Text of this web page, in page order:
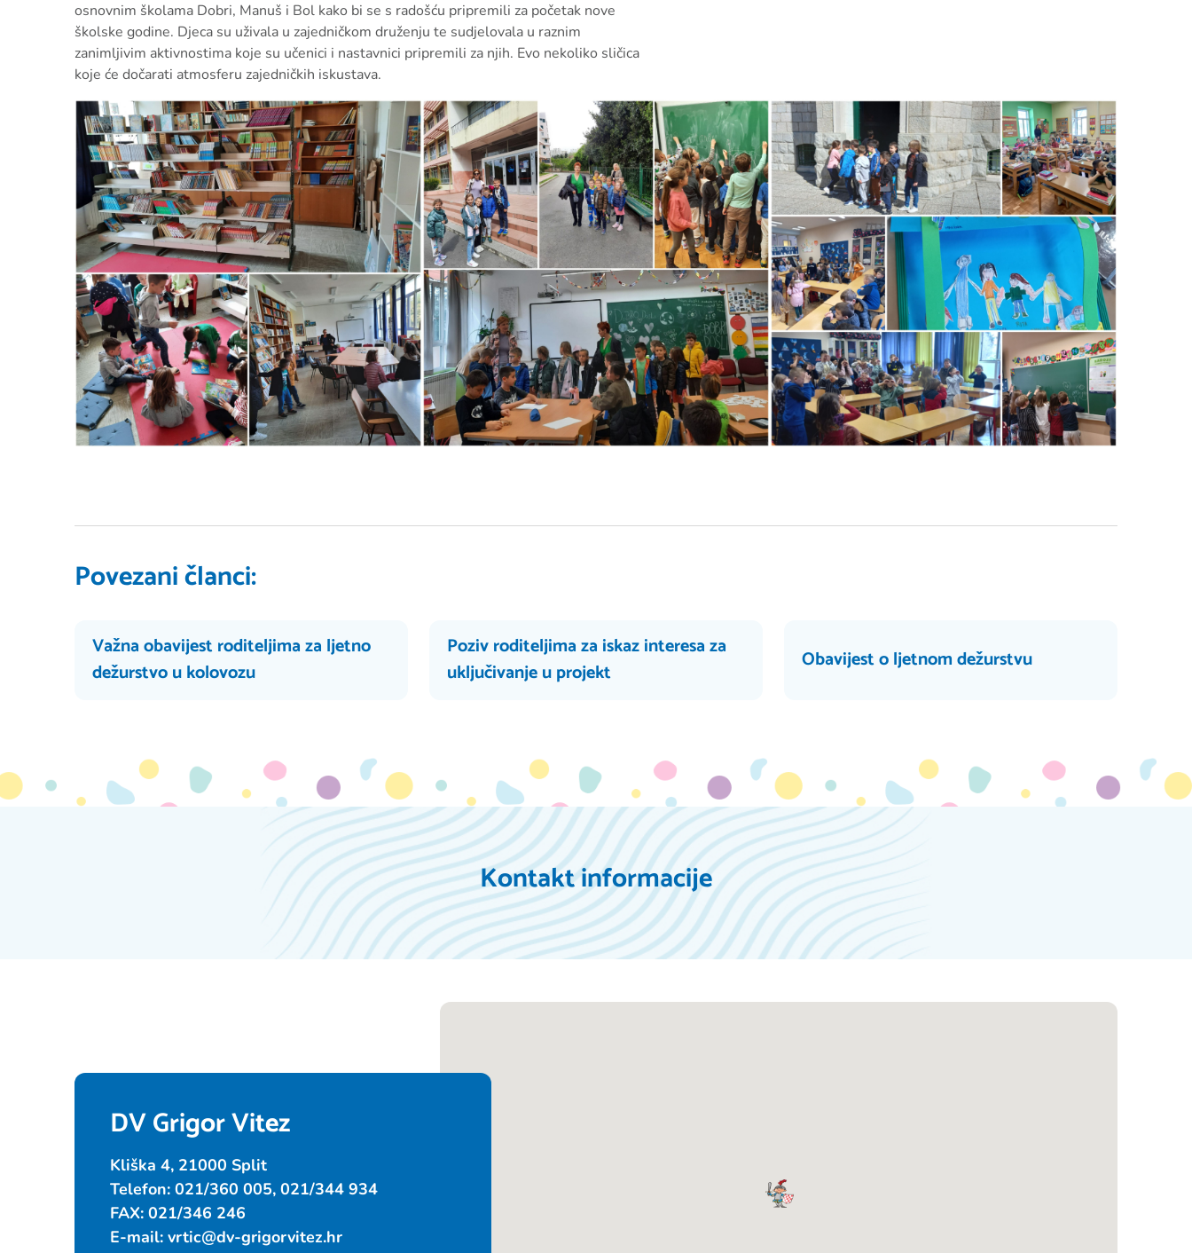
osnovnim školama Dobri, Manuš i Bol kako bi se s radošću pripremili za početak nove
školske godine. Djeca su uživala u zajedničkom druženju te sudjelovala u raznim
zanimljivim aktivnostima koje su učenici i nastavnici pripremili za njih. Evo nekoliko sličica
koje će dočarati atmosferu zajedničkih iskustava.
Povezani članci:
Važna obavijest roditeljima za ljetno
dežurstvo u kolovozu
Poziv roditeljima za iskaz interesa za
uključivanje u projekt
Obavijest o ljetnom dežurstvu
Kontakt informacije
DV Grigor Vitez
Kliška 4, 21000 Split
Telefon: 021/360 005, 021/344 934
FAX: 021/346 246
E-mail: vrtic@dv-grigorvitez.hr